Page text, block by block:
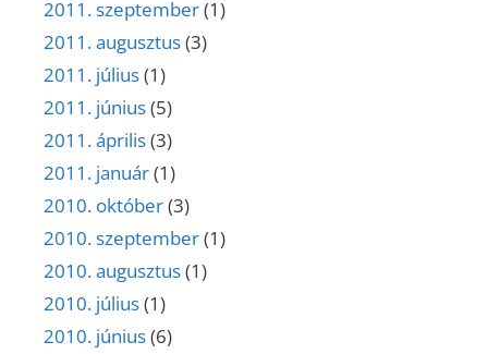
2011. szeptember(1)
2011. augusztus(3)
2011. július(1)
2011. június(5)
2011. április(3)
2011. január(1)
2010. október(3)
2010. szeptember(1)
2010. augusztus(1)
2010. július(1)
2010. június(6)